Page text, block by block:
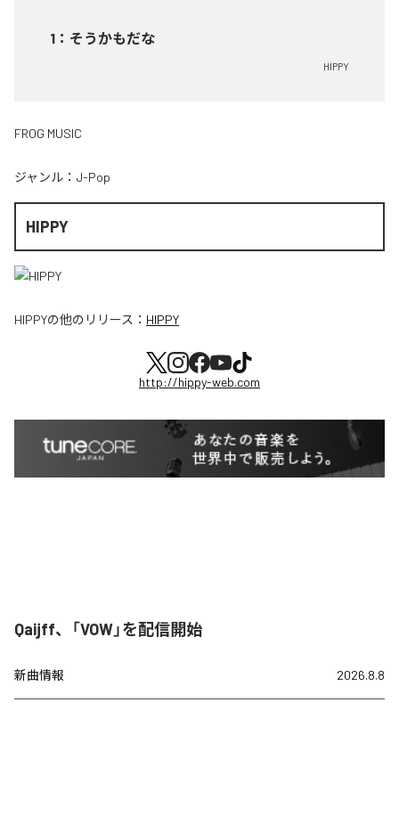
1 ： そうかもだな
HIPPY
FROG MUSIC
ジャンル： J-Pop
HIPPY
HIPPYの他のリリース： HIPPY
http://hippy-web.com
Qaijff、「VOW」を配信開始
新曲情報 2026.8.8